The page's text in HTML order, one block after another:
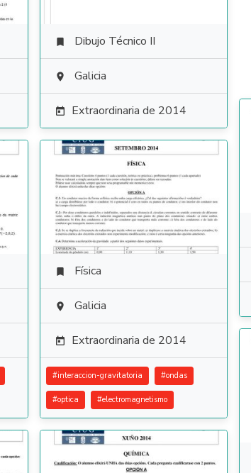
 Dibujo Técnico II
 Galicia
 Extraordinaria de 2014
 Física
 Galicia
 Extraordinaria de 2014
#interaccion-gravitatoria #ondas
#optica #electromagnetismo